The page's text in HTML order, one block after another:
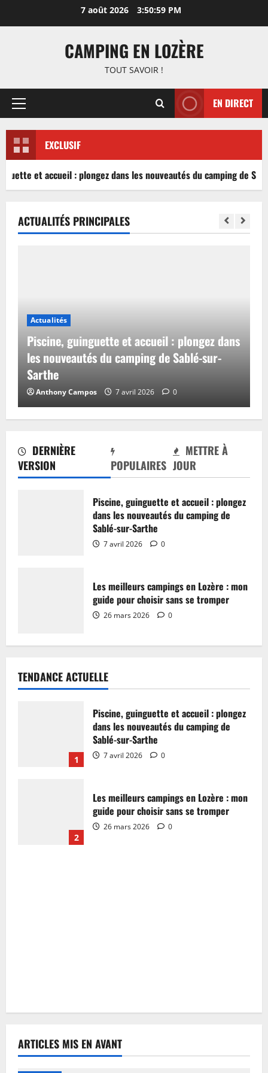
7 août 2026 3:50:59 PM
CAMPING EN LOZÈRE
TOUT SAVOIR !
Menu
EN DIRECT
EXCLUSIF
et accueil : plongez dans les nouveautés du camping de
DERNIÈRE
VERSION
POPULAIRES
METTRE À
JOUR
Piscine, guinguette et accueil : plongez
dans les nouveautés du camping de
Sablé-sur-Sarthe
7 avril 2026 0
Les meilleurs campings en Lozère : mon
guide pour choisir sans se tromper
26 mars 2026 0
ACTUALITÉS PRINCIPALES
Actualités
Piscine, guinguette et accueil : plongez dans
les nouveautés du camping de Sablé-sur-
Sarthe
Anthony Campos 7 avril 2026 0
TENDANCE ACTUELLE
1
Piscine, guinguette et accueil : plongez
dans les nouveautés du camping de
Sablé-sur-Sarthe
7 avril 2026 0
2
Les meilleurs campings en Lozère : mon
guide pour choisir sans se tromper
26 mars 2026 0
ARTICLES MIS EN AVANT